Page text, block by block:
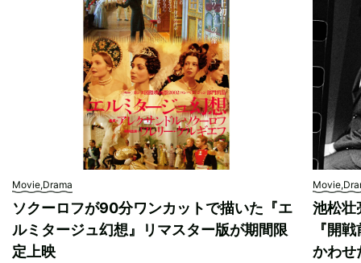
Movie,Drama
ソクーロフが90分ワンカットで描いた『エ
ルミタージュ幻想』リマスター版が期間限
定上映
池松壮
『開
かわせ